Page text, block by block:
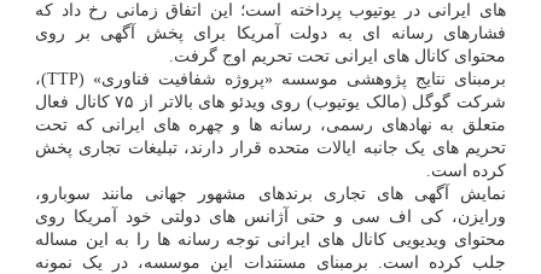
های ایرانی در یوتیوب پرداخته است؛ این اتفاق زمانی رخ داد که
فشارهای رسانه ای به دولت آمریکا برای پخش آگهی بر روی
محتوای کانال های ایرانی تحت تحریم اوج گرفت.
برمبنای نتایج پژوهشی موسسه «پروژه شفافیت فناوری» (TTP)،
شرکت گوگل (مالک یوتیوب) روی ویدئو های بالاتر از ۷۵ کانال فعال
متعلق به نهادهای رسمی، رسانه ها و چهره های ایرانی که تحت
تحریم های یک جانبه ایالات متحده قرار دارند، تبلیغات تجاری پخش
کرده است.
نمایش آگهی های تجاری برندهای مشهور جهانی مانند سوبارو،
ورایزن، کی اف سی و حتی آژانس های دولتی خود آمریکا روی
محتوای ویدیویی کانال های ایرانی توجه رسانه ها را به این مساله
جلب کرده است. برمبنای مستندات این موسسه، در یک نمونه